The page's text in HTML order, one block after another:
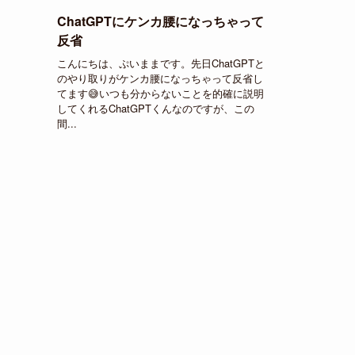
ChatGPTにケンカ腰になっちゃって
反省
こんにちは、ぷいままです。先日ChatGPTと
のやり取りがケンカ腰になっちゃって反省し
てます😅いつも分からないことを的確に説明
してくれるChatGPTくんなのですが、この
間...